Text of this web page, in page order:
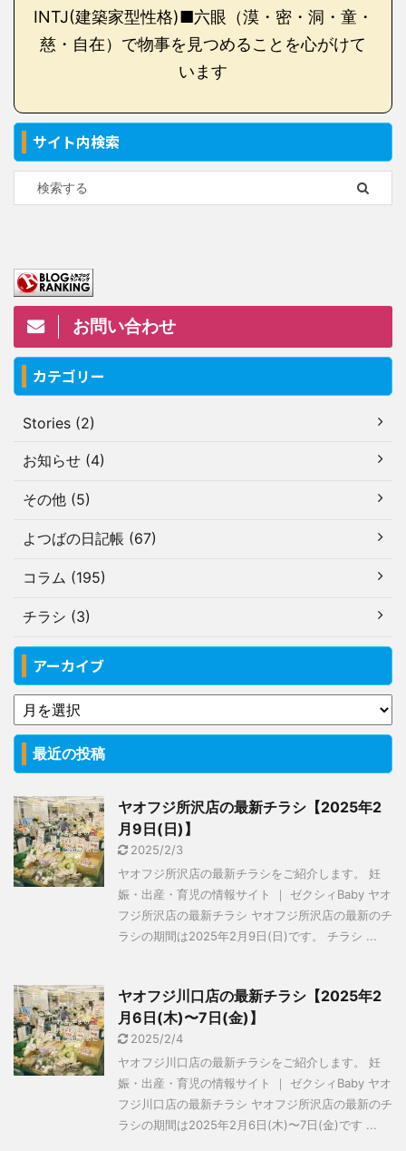
INTJ(建築家型性格)■六眼（漠・密・洞・童・
慈・自在）で物事を見つめることを心がけて
います
サイト内検索
お問い合わせ
カテゴリー
Stories (2)
お知らせ (4)
その他 (5)
よつばの日記帳 (67)
コラム (195)
チラシ (3)
アーカイブ
最近の投稿
ヤオフジ所沢店の最新チラシ【2025年2
月9日(日)】
2025/2/3
ヤオフジ所沢店の最新チラシをご紹介します。 妊
娠・出産・育児の情報サイト ｜ ゼクシィBaby ヤオ
フジ所沢店の最新チラシ ヤオフジ所沢店の最新のチ
ラシの期間は2025年2月9日(日)です。 チラシ ...
ヤオフジ川口店の最新チラシ【2025年2
月6日(木)〜7日(金)】
2025/2/4
ヤオフジ川口店の最新チラシをご紹介します。 妊
娠・出産・育児の情報サイト ｜ ゼクシィBaby ヤオ
フジ川口店の最新チラシ ヤオフジ所沢店の最新のチ
ラシの期間は2025年2月6日(木)〜7日(金)です ...